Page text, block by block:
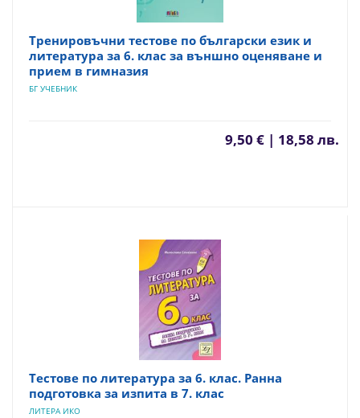
Тренировъчни тестове по български език и
литература за 6. клас за външно оценяване и
прием в гимназия
БГ УЧЕБНИК
9,50 € | 18,58 лв.
Тестове по литература за 6. клас. Ранна
подготовка за изпита в 7. клас
ЛИТЕРА ИКО